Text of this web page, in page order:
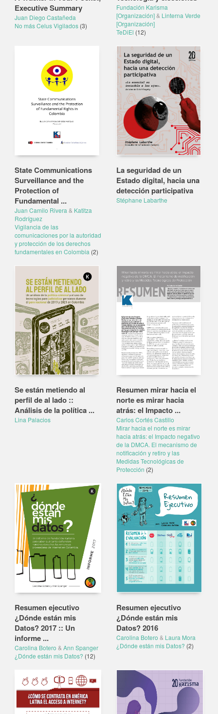
Executive Summary
Juan Diego Castañeda
No más Celus Vigilados (3)
Fundación Karisma
[Organización]& Linterna Verde
[Organización]
TeDiEl (12)
State Communications
Surveillance and the
Protection of
Fundamental ...
Juan Camilo Rivera & Katitza
Rodríguez
Vigilancia de las
comunicaciones por la autoridad
y protección de los derechos
fundamentales en Colombia (2)
La seguridad de un
Estado digital, hacia una
detección participativa
Stéphane Labarthe
Se están metiendo al
perfil de al lado ::
Análisis de la política ...
Lina Palacios
Resumen mirar hacia el
norte es mirar hacia
atrás: el Impacto ...
Carlos Cortés Castillo
Mirar hacia el norte es mirar
hacia atrás: el Impacto negativo
de la DMCA. El mecanismo de
notificación y retiro y las
Medidas Tecnológicas de
Protección (2)
Resumen ejecutivo
¿Dónde están mis
Datos? 2017 :: Un
informe ...
Carolina Botero & Ann Spanger
¿Dónde están mis Datos? (12)
Resumen ejecutivo
¿Dónde están mis
Datos? 2016
Carolina Botero & Laura Mora
¿Dónde están mis Datos? (2)